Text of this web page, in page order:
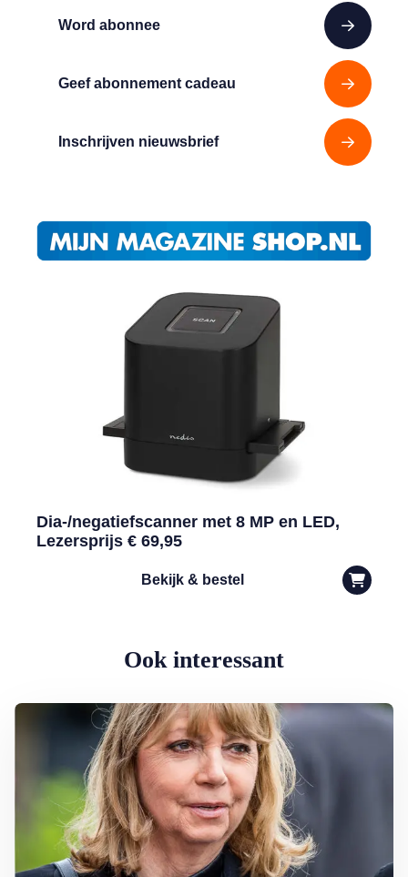
Word abonnee
Geef abonnement cadeau
Inschrijven nieuwsbrief
Dia-/negatiefscanner met 8 MP en LED,
Lezersprijs € 69,95
Bekijk & bestel
Ook interessant
Lees meer over Eerbetoon Earth & Fire-zangeres Jerney Kaagman: